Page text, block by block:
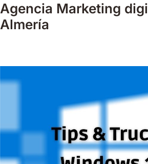
Agencia Marketing
Almería